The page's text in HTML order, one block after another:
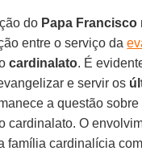
do Papa Francisco
entre o serviço da
cardinalato. É
e servir os
a questão sobre
cardinalato. O
família cardinalícia